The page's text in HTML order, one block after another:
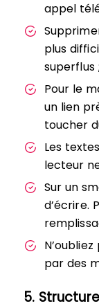
appel
plus
superflus ;
Pour le
un lien
toucher
Les
lecteur
Sur un
d’écrire.
par des
5.